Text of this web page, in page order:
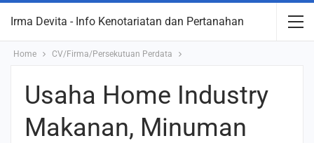
Irma Devita - Info Kenotariatan dan Pertanahan
Home CV/Firma/Persekutuan Perdata
Usaha Home Industry
Makanan, Minuman